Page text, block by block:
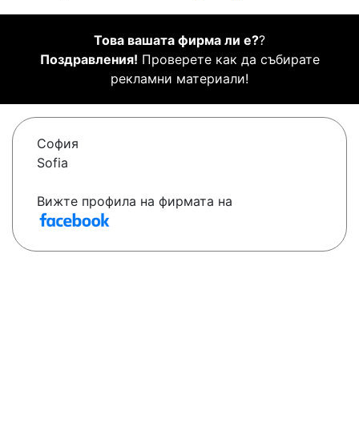
Това вашата фирма ли е??
Поздравления! Проверете как да събирате
рекламни материали!
София
Sofia
Вижте профила на фирмата на